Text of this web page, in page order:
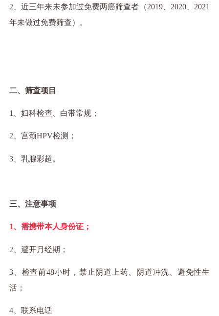
2 、近三年来未参加过免费两癌筛查者（2019、 2020、 2021
年未做过免费筛查）。
二、筛查项目
1 、妇科检查、白带常规；
2 、宫颈HPV检测；
3 、乳腺彩超。
三、注意事项
1、需携带本人身份证；
2 、避开月经期；
3 、检查前48小时，禁止阴道上药、阴道冲洗、避免性生
活；
4 、联系电话